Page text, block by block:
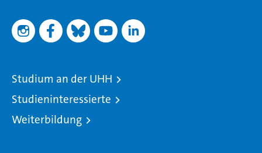
Studium an der UHH
Studieninteressierte
Weiterbildung